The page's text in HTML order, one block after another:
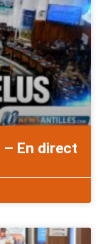
– En direct